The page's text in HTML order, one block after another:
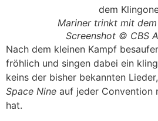
Mariner trinkt mit dem
Screenshot © CBS
Nach dem kleinen Kampf
fröhlich und singen dabei ein
keins der bisher bekannten
Space Nine auf jeder Convention
hat.